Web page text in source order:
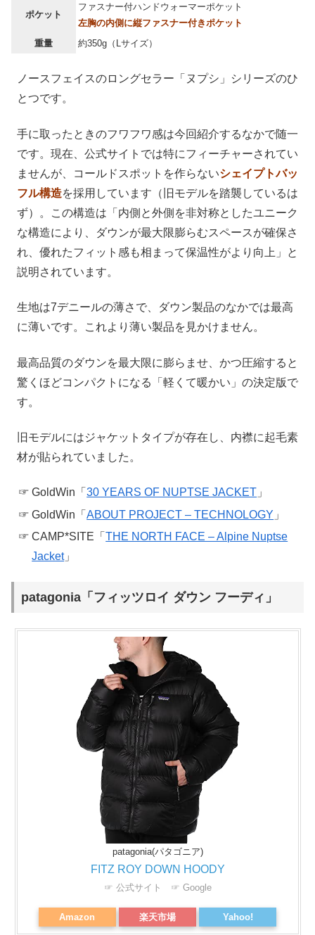
ポケット
ファスナー付ハンドウォーマーポケット
左胸の内側に縦ファスナー付きポケット
重量
約350g（Lサイズ）
ノースフェイスのロングセラー「ヌプシ」シリーズのひ
とつです。
手に取ったときのフワフワ感は今回紹介するなかで随一
です。現在、公式サイトでは特にフィーチャーされてい
ませんが、コールドスポットを作らないシェイプトバッ
フル構造を採用しています（旧モデルを踏襲しているは
ず）。この構造は「内側と外側を非対称としたユニーク
な構造により、ダウンが最大限膨らむスペースが確保さ
れ、優れたフィット感も相まって保温性がより向上」と
説明されています。
生地は7デニールの薄さで、ダウン製品のなかでは最高
に薄いです。これより薄い製品を見かけません。
最高品質のダウンを最大限に膨らませ、かつ圧縮すると
驚くほどコンパクトになる「軽くて暖かい」の決定版で
す。
旧モデルにはジャケットタイプが存在し、内襟に起毛素
材が貼られていました。
GoldWin「30 YEARS OF NUPTSE JACKET 」
GoldWin「ABOUT PROJECT – TECHNOLOGY 」
CAMP*SITE「THE NORTH FACE – Alpine Nuptse
Jacket」
patagonia「フィッツロイ ダウン フーディ」
patagonia(パタゴニア)
FITZ ROY DOWN HOODY
☞ 公式サイト ☞ Google
Amazon 楽天市場 Yahoo!